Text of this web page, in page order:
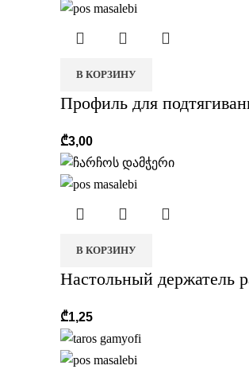
В КОРЗИНУ
Профиль для
₾3,00
В КОРЗИНУ
Настольный держатель
₾1,25